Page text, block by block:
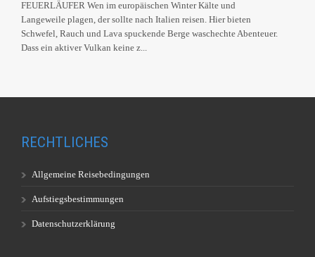
FEUERLÄUFER Wen im europäischen Winter Kälte und
Langeweile plagen, der sollte nach Italien reisen. Hier bieten
Schwefel, Rauch und Lava spuckende Berge waschechte Abenteuer.
Dass ein aktiver Vulkan keine z...
RECHTLICHES
Allgemeine Reisebedingungen
Aufstiegsbestimmungen
Datenschutzerklärung